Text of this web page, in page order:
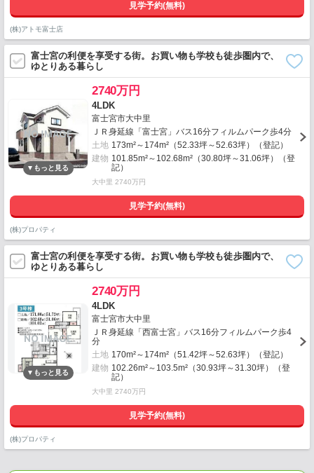
見学予約(無料)
(株)アトモ富士店
富士宮の利便を享受する街。お買い物も学校も徒歩圏内で、
ゆとりある暮らし
2740万円
4LDK
富士宮市大中里
ＪＲ身延線「富士宮」バス16分フィルムパーク歩4分
土地 173m²～174m²（52.33坪～52.63坪）（登記）
建物 101.85m²～102.68m²（30.80坪～31.06坪）（登
記）
大中里 2740万円
見学予約(無料)
(株)プロパティ
富士宮の利便を享受する街。お買い物も学校も徒歩圏内で、
ゆとりある暮らし
2740万円
4LDK
富士宮市大中里
ＪＲ身延線「西富士宮」バス16分フィルムパーク歩4
分
土地 170m²～174m²（51.42坪～52.63坪）（登記）
建物 102.26m²～103.5m²（30.93坪～31.30坪）（登
記）
大中里 2740万円
見学予約(無料)
(株)プロパティ